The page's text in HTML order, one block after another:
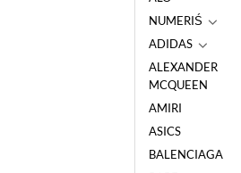
NUMERIŚ
ADIDAS
ALEXANDER
MCQUEEN
AMIRI
ASICS
BALENCIAGA